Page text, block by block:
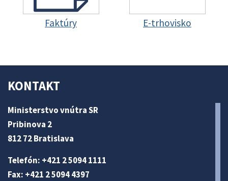
Faktúry E-trhovisko
KONTAKT
Ministerstvo vnútra SR
Pribinova 2
812 72 Bratislava
Telefón: +421 2 5094 1111
Fax: +421 2 5094 4397